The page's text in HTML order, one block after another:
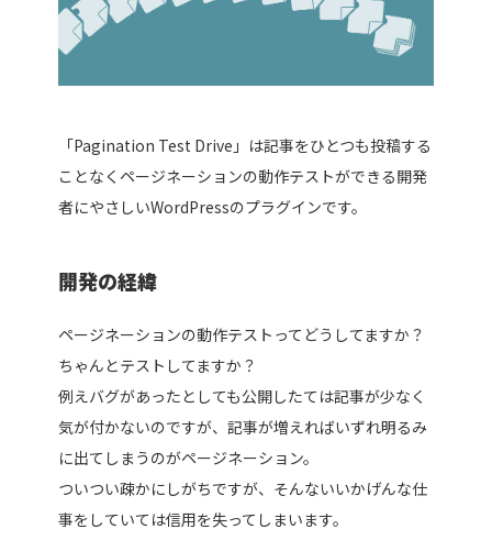
「Pagination Test Drive」は記事をひとつも投稿する
ことなくページネーションの動作テストができる開発
者にやさしいWordPressのプラグインです。
開発の経緯
ページネーションの動作テストってどうしてますか？
ちゃんとテストしてますか？
例えバグがあったとしても公開したては記事が少なく
気が付かないのですが、記事が増えればいずれ明るみ
に出てしまうのがページネーション。
ついつい疎かにしがちですが、そんないいかげんな仕
事をしていては信用を失ってしまいます。